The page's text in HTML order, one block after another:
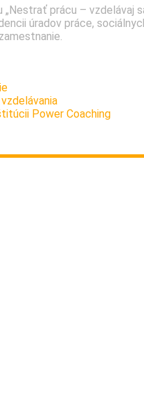
prácu –
úradov práce,
Power Coaching